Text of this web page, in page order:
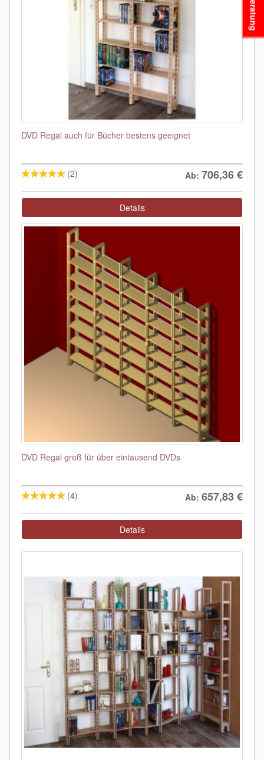
DVD Regal auch für Bücher bestens geeignet
(2) Ab: 706,36€
Details
DVD Regal groß für über eintausend DVDs
(4) Ab: 657,83€
Details
Beratung